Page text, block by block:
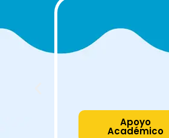
Apoyo
Académico